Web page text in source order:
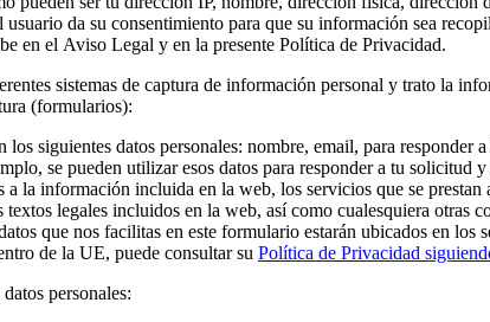
da su consentimiento para que su información sea
en el Aviso Legal y en la presente Política de Privacidad.
sistemas de captura de información personal y trato la
(formularios):
los siguientes datos personales: nombre, email, para responder
se pueden utilizar esos datos para responder a tu solicitud
a la información incluida en la web, los servicios que se prestan
textos legales incluidos en la web, así como cualesquiera otras
que nos facilitas en este formulario estarán ubicados en
de la UE, puede consultar su Política de Privacidad
personales: